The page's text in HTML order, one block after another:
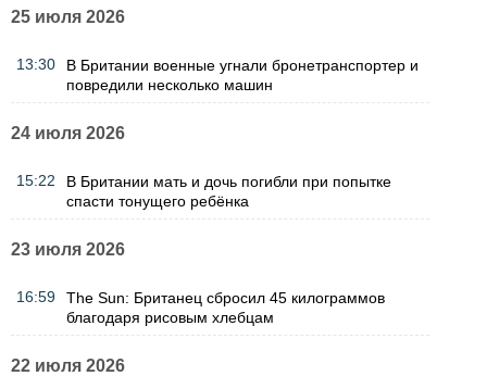
25 июля 2026
13:30
В Британии военные угнали бронетранспортер и
повредили несколько машин
24 июля 2026
15:22
В Британии мать и дочь погибли при попытке
спасти тонущего ребёнка
23 июля 2026
16:59
The Sun: Британец сбросил 45 килограммов
благодаря рисовым хлебцам
22 июля 2026